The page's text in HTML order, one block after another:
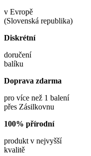
v Evropě
(Slovenská republika)
Diskrétní
doručení
balíku
Doprava zdarma
pro více než 1 balení
přes Zásilkovnu
100% přírodní
produkt v nejvyšší
kvalitě